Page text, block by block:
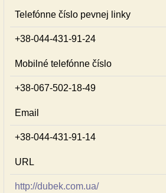
Telefónne číslo pevnej linky
+38-044-431-91-24
Mobilné telefónne číslo
+38-067-502-18-49
Email
+38-044-431-91-14
URL
http://dubek.com.ua/